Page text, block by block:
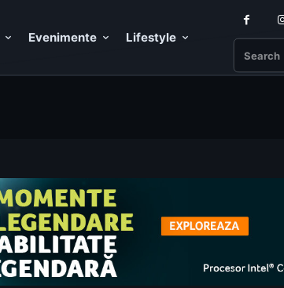
Evenimente Lifestyle
Search